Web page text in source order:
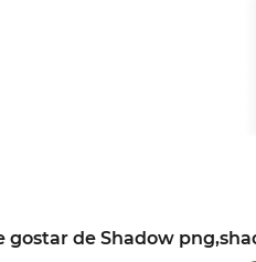
gostar de Shadow